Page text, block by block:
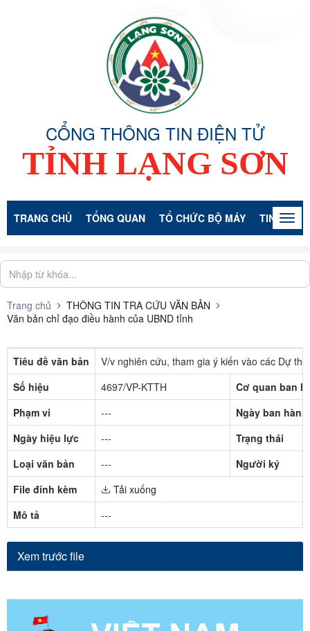
CỔNG THÔNG TIN ĐIỆN TỬ
TỈNH LẠNG SƠN
TRANG CHỦ TỔNG QUAN TỔ CHỨC BỘ MÁY TIN TỨC -
Trang chủ
THÔNG TIN TRA CỨU VĂN BẢN
Văn bản chỉ đạo điều hành của UBND tỉnh
Tiêu đề văn bản
V/v nghiên cứu, tham gia ý kiến vào các Dự
Số hiệu
4697/VP-KTTH
Cơ quan ban
Phạm vi
---
Ngày ban hành
Ngày hiệu lực
---
Trạng thái
Loại văn bản
---
Người ký
File đính kèm
Tải xuống
Mô tả
---
Xem trước file